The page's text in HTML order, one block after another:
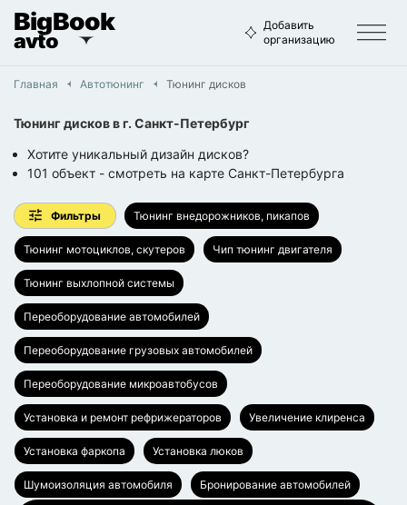
BigBook
avto
Добавить
организацию
Главная Автотюнинг Тюнинг дисков
Тюнинг дисковв г. Санкт-Петербург
Хотите уникальный дизайн дисков?
101 объект - смотреть на карте Санкт-Петербурга
Фильтры Тюнинг внедорожников, пикапов
Тюнинг мотоциклов, скутеров Чип тюнинг двигателя
Тюнинг выхлопной системы
Переоборудование автомобилей
Переоборудование грузовых автомобилей
Переоборудование микроавтобусов
Установка и ремонт рефрижераторов Увеличение клиренса
Установка фаркопа Установка люков
Шумоизоляция автомобиля Бронирование автомобилей